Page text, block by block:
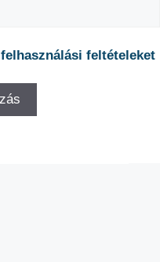
felhasználási feltételeket